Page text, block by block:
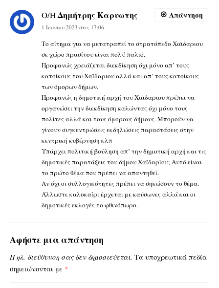
Ο/ΗΔημήτρης Καρυωτης
1 Ιουνίου 2023 στις 17:06
Το αίτημα για να μετατραπεί το στρατόπεδο Χαϊδαριου
σε χώρο πρασίνου είναι πολύ παλιό.
Προφανώς χρειάζεται διεκδίκηση όχι μόνο απ’ τους
κατοίκους του Χαϊδαριου αλλά και απ’ τους κατοίκους
των όμορων δήμων.
Προφανώς η δημοτική αρχή του Χαϊδαριου πρέπει να
οργανώσει την διεκδίκηση καλώντας όχι μόνο τους
πολίτες αλλά και τους όμορους δήμους. Μπορούν να
γίνουν συγκεντρώσεις εκδηλώσεις παραστάσεις στην
κεντρική κυβέρνηση κλπ
Υπάρχει πολιτική βούληση απ’ την δημοτική αρχή και τις
δημοτικές παρατάξεις του δήμου Χαϊδαρίου; Αυτό είναι
το πρώτο θέμα που πρέπει να απαντηθεί.
Αν όχι οι συλλογικότητες πρέπει να σηκώσουν το θέμα.
Άλλωστε καλοκαίρι έρχεται με καύσωνες αλλά και οι
δημοτικές εκλογές το φθινόπωρο.
Απάντηση
Αφήστε μια απάντηση
Η ηλ. διεύθυνση σας δεν δημοσιεύεται. Τα υποχρεωτικά πεδία
σημειώνονται με *